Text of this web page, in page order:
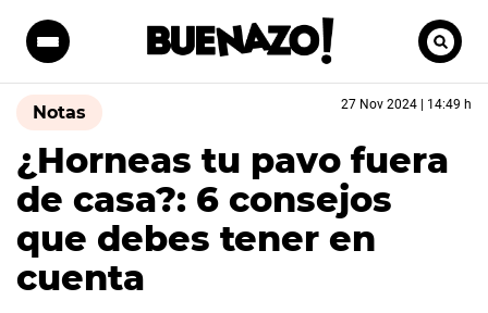
Notas 27 Nov 2024 | 14:49 h
¿Horneas tu pavo fuera
de casa?: 6 consejos
que debes tener en
cuenta